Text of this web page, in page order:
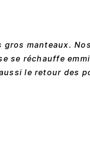
gros manteaux.
se réchauffe
le retour des